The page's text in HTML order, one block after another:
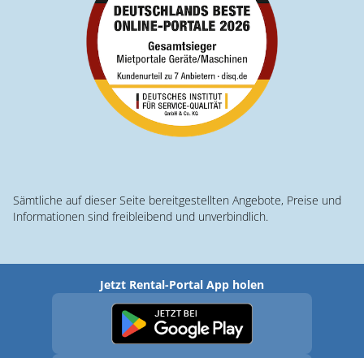
Sämtliche auf dieser Seite bereitgestellten Angebote, Preise und
Informationen sind freibleibend und unverbindlich.
Jetzt Rental-Portal App holen